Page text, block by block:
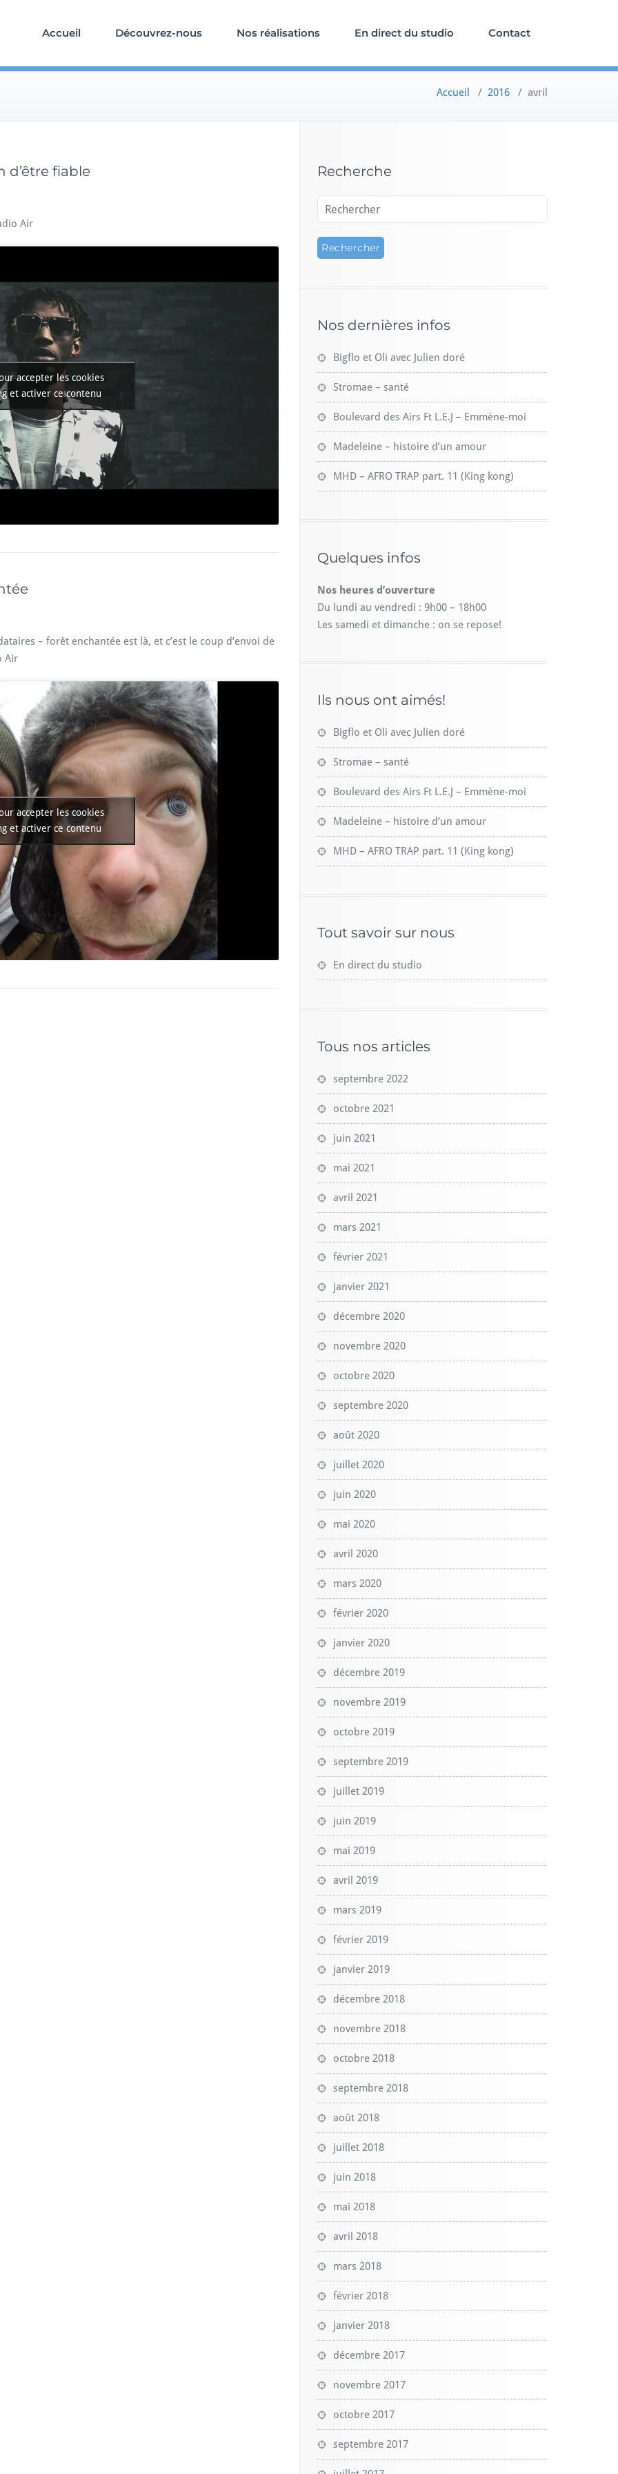
Accueil Découvrez-nous Nos réalisations En direct du studio Contact
Accueil / 2016 / avril
d’être fiable
Air
accepter les cookies
et activer ce contenu
– forêt enchantée est là, et c’est le coup d’envoi de
Air
accepter les cookies
et activer ce contenu
Recherche
Nos dernières infos
Bigflo et Oli avec Julien doré
Stromae – santé
Boulevard des Airs Ft L.E.J – Emmène-moi
Madeleine – histoire d’un amour
MHD – AFRO TRAP part. 11 (King kong)
Quelques infos
Nos heures d’ouverture
Du lundi au vendredi : 9h00 – 18h00
Les samedi et dimanche : on se repose!
Ils nous ont aimés!
Bigflo et Oli avec Julien doré
Stromae – santé
Boulevard des Airs Ft L.E.J – Emmène-moi
Madeleine – histoire d’un amour
MHD – AFRO TRAP part. 11 (King kong)
Tout savoir sur nous
En direct du studio
Tous nos articles
septembre 2022
octobre 2021
juin 2021
mai 2021
avril 2021
mars 2021
février 2021
janvier 2021
décembre 2020
novembre 2020
octobre 2020
septembre 2020
août 2020
juillet 2020
juin 2020
mai 2020
avril 2020
mars 2020
février 2020
janvier 2020
décembre 2019
novembre 2019
octobre 2019
septembre 2019
juillet 2019
juin 2019
mai 2019
avril 2019
mars 2019
février 2019
janvier 2019
décembre 2018
novembre 2018
octobre 2018
septembre 2018
août 2018
juillet 2018
juin 2018
mai 2018
avril 2018
mars 2018
février 2018
janvier 2018
décembre 2017
novembre 2017
octobre 2017
septembre 2017